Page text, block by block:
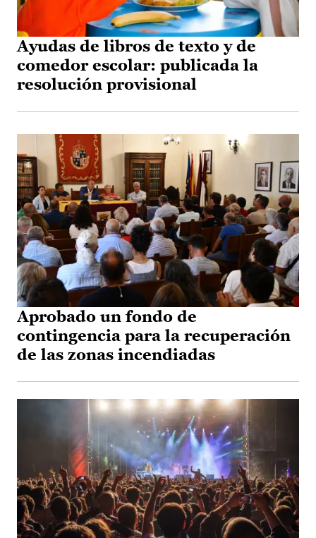
Ayudas de libros de texto y de
comedor escolar: publicada la
resolución provisional
Aprobado un fondo de
contingencia para la recuperación
de las zonas incendiadas